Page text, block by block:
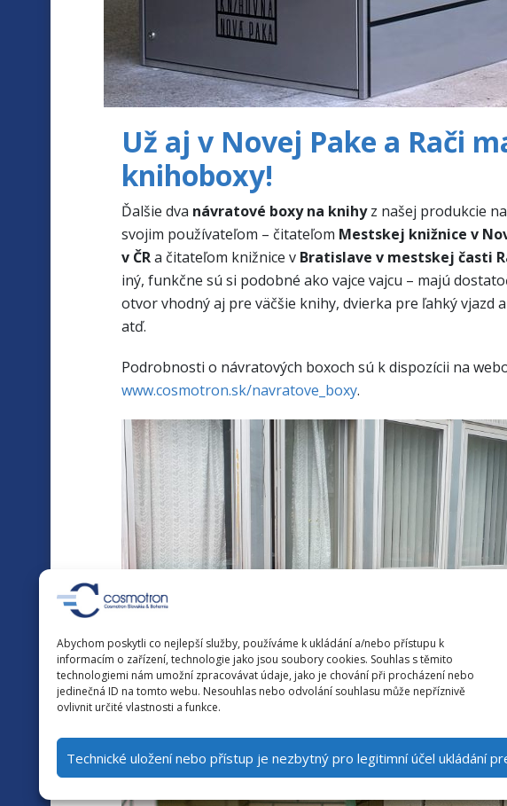
Abychom poskytli co nejlepší služby, používáme k ukládání a/nebo přístupu k
informacím o zařízení, technologie jako jsou soubory cookies. Souhlas s těmito
technologiemi nám umožní zpracovávat údaje, jako je chování při procházení nebo
jedinečná ID na tomto webu. Nesouhlas nebo odvolání souhlasu může nepříznivě
ovlivnit určité vlastnosti a funkce.
Technické uložení nebo přístup je nezbytný pro legitimní účel ukládání
Už aj v Novej Pake a Rači
knihoboxy!
Ďalšie dva návratové boxy na knihyz našej produkcie
svojim používateľom – čitateľom Mestskej knižnice v
v ČRa čitateľom knižnice v Bratislave v mestskej časti
iný, funkčne sú si podobné ako vajce vajcu – majú
otvorvhodný aj pre väčšie knihy, dvierka pre ľahkývjazd a
atď.
Podrobnosti o návratových boxoch sú kdispozícii na
www.cosmotron.sk/navratove_boxy.